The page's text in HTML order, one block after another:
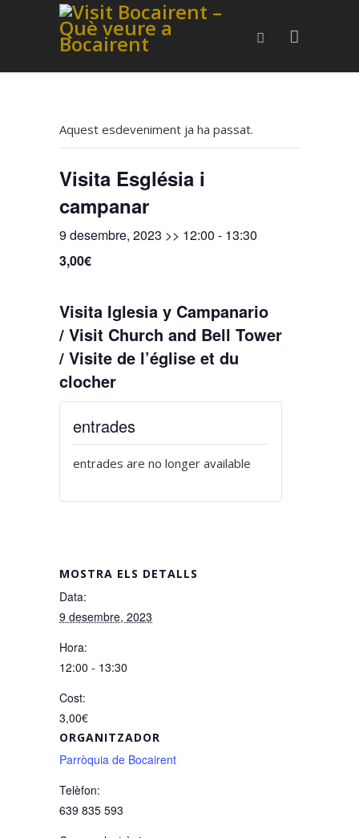
Aquest esdeveniment ja ha passat.
Visita Església i
campanar
9 desembre, 2023 >> 12:00 - 13:30
3,00€
Visita Iglesia y Campanario
/ Visit Church and Bell Tower
/ Visite de l’église et du
clocher
MOSTRA ELS DETALLS
Data:
9 desembre, 2023
Hora:
12:00 - 13:30
Cost:
3,00€
ORGANITZADOR
Parròquia de Bocairent
Telèfon:
639 835 593
entrades
entrades are no longer available